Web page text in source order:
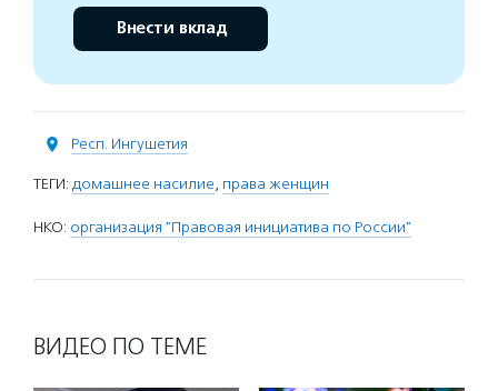
Внести вклад
Респ. Ингушетия
ТЕГИ: домашнее насилие, права женщин
НКО: организация "Правовая инициатива по России"
ВИДЕО ПО ТЕМЕ